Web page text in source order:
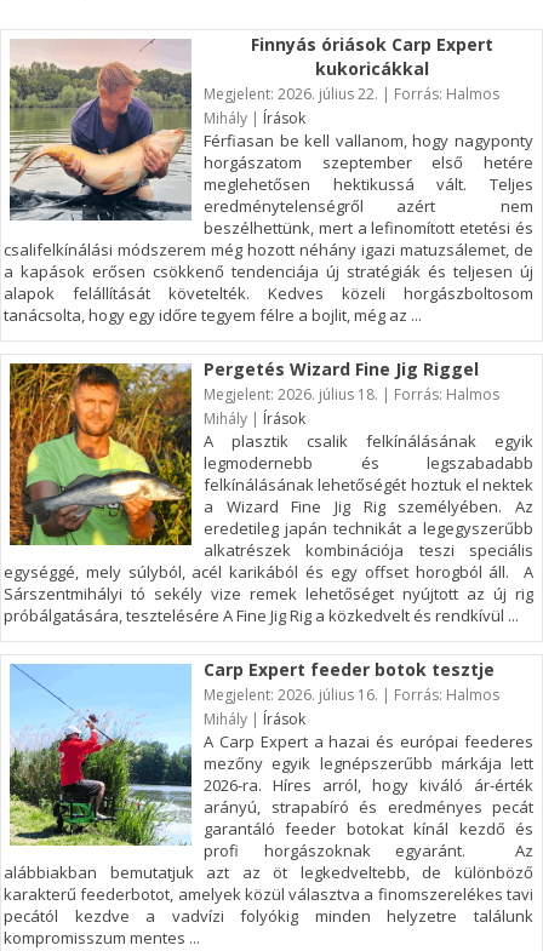
Finnyás óriások Carp Expert
kukoricákkal
Megjelent: 2026. július 22. | Forrás: Halmos
Mihály | Írások
Férfiasan be kell vallanom, hogy nagyponty
horgászatom szeptember első hetére
meglehetősen hektikussá vált. Teljes
eredménytelenségről azért nem
beszélhettünk, mert a lefinomított etetési és
csalifelkínálási módszerem még hozott néhány igazi matuzsálemet, de
a kapások erősen csökkenő tendenciája új stratégiák és teljesen új
alapok felállítását követelték. Kedves közeli horgászboltosom
tanácsolta, hogy egy időre tegyem félre a bojlit, még az ...
Pergetés Wizard Fine Jig Riggel
Megjelent: 2026. július 18. | Forrás: Halmos
Mihály | Írások
A plasztik csalik felkínálásának egyik
legmodernebb és legszabadabb
felkínálásának lehetőségét hoztuk el nektek
a Wizard Fine Jig Rig személyében. Az
eredetileg japán technikát a legegyszerűbb
alkatrészek kombinációja teszi speciális
egységgé, mely súlyból, acél karikából és egy offset horogból áll. A
Sárszentmihályi tó sekély vize remek lehetőséget nyújtott az új rig
próbálgatására, tesztelésére A Fine Jig Rig a közkedvelt és rendkívül ...
Carp Expert feeder botok tesztje
Megjelent: 2026. július 16. | Forrás: Halmos
Mihály | Írások
A Carp Expert a hazai és európai feederes
mezőny egyik legnépszerűbb márkája lett
2026-ra. Híres arról, hogy kiváló ár-érték
arányú, strapabíró és eredményes pecát
garantáló feeder botokat kínál kezdő és
profi horgászoknak egyaránt. Az
alábbiakban bemutatjuk azt az öt legkedveltebb, de különböző
karakterű feederbotot, amelyek közül választva a finomszerelékes tavi
pecától kezdve a vadvízi folyókig minden helyzetre találunk
kompromisszum mentes ...